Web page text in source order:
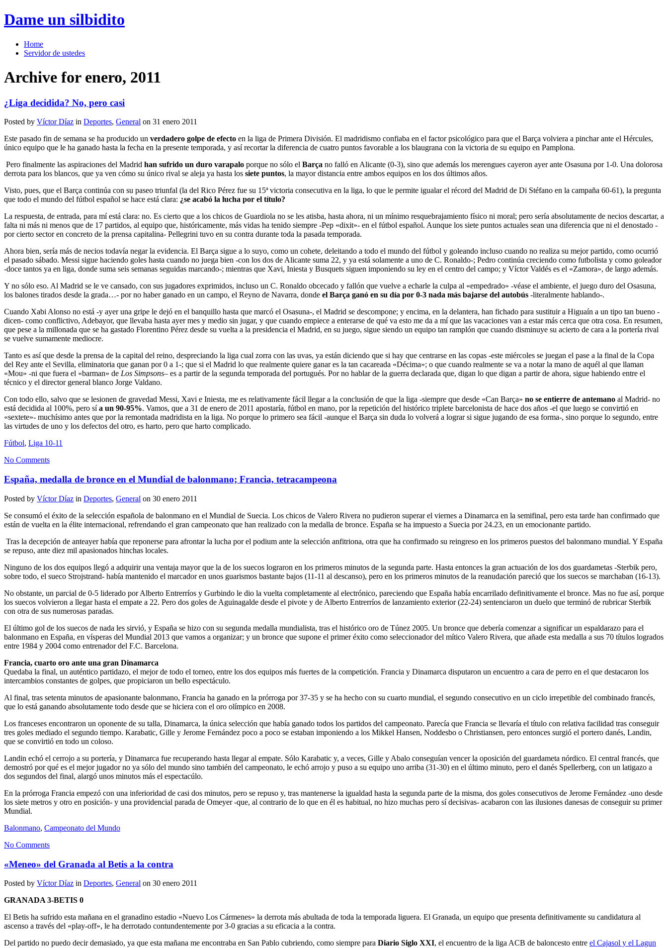
Dame un silbidito
Home
Servidor de ustedes
Archive for enero, 2011
¿Liga decidida? No, pero casi
Posted by Víctor Díaz in Deportes, General on 31 enero 2011
Este pasado fin de semana se ha producido un verdadero golpe de efecto en la liga de Primera División. El madridismo confiaba en el factor psicológico para que el Barça volviera a pinchar ante el Hércules,
único equipo que le ha ganado hasta la fecha en la presente temporada, y así recortar la diferencia de cuatro puntos favorable a los blaugrana con la victoria de su equipo en Pamplona.
Pero finalmente las aspiraciones del Madrid han sufrido un duro varapalo porque no sólo el Barça no falló en Alicante (0-3), sino que además los merengues cayeron ayer ante Osasuna por 1-0. Una dolorosa
derrota para los blancos, que ya ven cómo su único rival se aleja ya hasta los siete puntos, la mayor distancia entre ambos equipos en los dos últimos años.
Visto, pues, que el Barça continúa con su paseo triunfal (la del Rico Pérez fue su 15ª victoria consecutiva en la liga, lo que le permite igualar el récord del Madrid de Di Stéfano en la campaña 60-61), la pregunta
que todo el mundo del fútbol español se hace está clara: ¿se acabó la lucha por el título?
La respuesta, de entrada, para mí está clara: no. Es cierto que a los chicos de Guardiola no se les atisba, hasta ahora, ni un mínimo resquebrajamiento físico ni moral; pero sería absolutamente de necios descartar, a
falta ni más ni menos que de 17 partidos, al equipo que, históricamente, más vidas ha tenido siempre -Pep «dixit»- en el fútbol español. Aunque los siete puntos actuales sean una diferencia que ni el denostado -
por cierto sector en concreto de la prensa capitalina- Pellegrini tuvo en su contra durante toda la pasada temporada.
Ahora bien, sería más de necios todavía negar la evidencia. El Barça sigue a lo suyo, como un cohete, deleitando a todo el mundo del fútbol y goleando incluso cuando no realiza su mejor partido, como ocurrió
el pasado sábado. Messi sigue haciendo goles hasta cuando no juega bien -con los dos de Alicante suma 22, y ya está solamente a uno de C. Ronaldo-; Pedro continúa creciendo como futbolista y como goleador
-doce tantos ya en liga, donde suma seis semanas seguidas marcando-; mientras que Xavi, Iniesta y Busquets siguen imponiendo su ley en el centro del campo; y Víctor Valdés es el «Zamora», de largo además.
Y no sólo eso. Al Madrid se le ve cansado, con sus jugadores exprimidos, incluso un C. Ronaldo obcecado y fallón que vuelve a echarle la culpa al «empedrado» -véase el ambiente, el juego duro del Osasuna,
los balones tirados desde la grada…- por no haber ganado en un campo, el Reyno de Navarra, donde el Barça ganó en su día por 0-3 nada más bajarse del autobús -literalmente hablando-.
Cuando Xabi Alonso no está -y ayer una gripe le dejó en el banquillo hasta que marcó el Osasuna-, el Madrid se descompone; y encima, en la delantera, han fichado para sustituir a Higuaín a un tipo tan bueno -
dicen- como conflictivo, Adebayor, que llevaba hasta ayer mes y medio sin jugar, y que cuando empiece a enterarse de qué va esto me da a mí que las vacaciones van a estar más cerca que otra cosa. En resumen,
que pese a la millonada que se ha gastado Florentino Pérez desde su vuelta a la presidencia el Madrid, en su juego, sigue siendo un equipo tan ramplón que cuando disminuye su acierto de cara a la portería rival
se vuelve sumamente mediocre.
Tanto es así que desde la prensa de la capital del reino, despreciando la liga cual zorra con las uvas, ya están diciendo que si hay que centrarse en las copas -este miércoles se juegan el pase a la final de la Copa
del Rey ante el Sevilla, eliminatoria que ganan por 0 a 1-; que si el Madrid lo que realmente quiere ganar es la tan cacareada «Décima»; o que cuando realmente se va a notar la mano de aquél al que llaman
«Mou» -ni que fuera el «barman» de Los Simpsons– es a partir de la segunda temporada del portugués. Por no hablar de la guerra declarada que, digan lo que digan a partir de ahora, sigue habiendo entre el
técnico y el director general blanco Jorge Valdano.
Con todo ello, salvo que se lesionen de gravedad Messi, Xavi e Iniesta, me es relativamente fácil llegar a la conclusión de que la liga -siempre que desde «Can Barça» no se entierre de antemano al Madrid- no
está decidida al 100%, pero sí a un 90-95%. Vamos, que a 31 de enero de 2011 apostaría, fútbol en mano, por la repetición del histórico triplete barcelonista de hace dos años -el que luego se convirtió en
«sextete»- muchísimo antes que por la remontada madridista en la liga. No porque lo primero sea fácil -aunque el Barça sin duda lo volverá a lograr si sigue jugando de esa forma-, sino porque lo segundo, entre
las virtudes de uno y los defectos del otro, es harto, pero que harto complicado.
Fútbol, Liga 10-11
No Comments
España, medalla de bronce en el Mundial de balonmano; Francia, tetracampeona
Posted by Víctor Díaz in Deportes, General on 30 enero 2011
Se consumó el éxito de la selección española de balonmano en el Mundial de Suecia. Los chicos de Valero Rivera no pudieron superar el viernes a Dinamarca en la semifinal, pero esta tarde han confirmado que
están de vuelta en la élite internacional, refrendando el gran campeonato que han realizado con la medalla de bronce. España se ha impuesto a Suecia por 24.23, en un emocionante partido.
Tras la decepción de anteayer había que reponerse para afrontar la lucha por el podium ante la selección anfitriona, otra que ha confirmado su reingreso en los primeros puestos del balonmano mundial. Y España
se repuso, ante diez mil apasionados hinchas locales.
Ninguno de los dos equipos llegó a adquirir una ventaja mayor que la de los suecos lograron en los primeros minutos de la segunda parte. Hasta entonces la gran actuación de los dos guardametas -Sterbik pero,
sobre todo, el sueco Strojstrand- había mantenido el marcador en unos guarismos bastante bajos (11-11 al descanso), pero en los primeros minutos de la reanudación pareció que los suecos se marchaban (16-13).
No obstante, un parcial de 0-5 liderado por Alberto Entrerríos y Gurbindo le dio la vuelta completamente al electrónico, pareciendo que España había encarrilado definitivamente el bronce. Mas no fue así, porque
los suecos volvieron a llegar hasta el empate a 22. Pero dos goles de Aguinagalde desde el pivote y de Alberto Entrerríos de lanzamiento exterior (22-24) sentenciaron un duelo que terminó de rubricar Sterbik
con otra de sus numerosas paradas.
El último gol de los suecos de nada les sirvió, y España se hizo con su segunda medalla mundialista, tras el histórico oro de Túnez 2005. Un bronce que debería comenzar a significar un espaldarazo para el
balonmano en España, en vísperas del Mundial 2013 que vamos a organizar; y un bronce que supone el primer éxito como seleccionador del mítico Valero Rivera, que añade esta medalla a sus 70 títulos logrados
entre 1984 y 2004 como entrenador del F.C. Barcelona.
Francia, cuarto oro ante una gran Dinamarca
Quedaba la final, un auténtico partidazo, el mejor de todo el torneo, entre los dos equipos más fuertes de la competición. Francia y Dinamarca disputaron un encuentro a cara de perro en el que destacaron los
intercambios constantes de golpes, que propiciaron un bello espectáculo.
Al final, tras setenta minutos de apasionante balonmano, Francia ha ganado en la prórroga por 37-35 y se ha hecho con su cuarto mundial, el segundo consecutivo en un ciclo irrepetible del combinado francés,
que lo está ganando absolutamente todo desde que se hiciera con el oro olímpico en 2008.
Los franceses encontraron un oponente de su talla, Dinamarca, la única selección que había ganado todos los partidos del campeonato. Parecía que Francia se llevaría el título con relativa facilidad tras conseguir
tres goles mediado el segundo tiempo. Karabatic, Gille y Jerome Fernández poco a poco se estaban imponiendo a los Mikkel Hansen, Noddesbo o Christiansen, pero entonces surgió el portero danés, Landin,
que se convirtió en todo un coloso.
Landin echó el cerrojo a su portería, y Dinamarca fue recuperando hasta llegar al empate. Sólo Karabatic y, a veces, Gille y Abalo conseguían vencer la oposición del guardameta nórdico. El central francés, que
demostró por qué es el mejor jugador no ya sólo del mundo sino también del campeonato, le echó arrojo y puso a su equipo uno arriba (31-30) en el último minuto, pero el danés Spellerberg, con un latigazo a
dos segundos del final, alargó unos minutos más el espectacúlo.
En la prórroga Francia empezó con una inferioridad de casi dos minutos, pero se repuso y, tras mantenerse la igualdad hasta la segunda parte de la misma, dos goles consecutivos de Jerome Fernández -uno desde
los siete metros y otro en posición- y una providencial parada de Omeyer -que, al contrario de lo que en él es habitual, no hizo muchas pero sí decisivas- acabaron con las ilusiones danesas de conseguir su primer
Mundial.
Balonmano, Campeonato del Mundo
No Comments
«Meneo» del Granada al Betis a la contra
Posted by Víctor Díaz in Deportes, General on 30 enero 2011
GRANADA 3-BETIS 0
El Betis ha sufrido esta mañana en el granadino estadio «Nuevo Los Cármenes» la derrota más abultada de toda la temporada liguera. El Granada, un equipo que presenta definitivamente su candidatura al
ascenso a través del «play-off», le ha derrotado contundentemente por 3-0 gracias a su eficacia a la contra.
Del partido no puedo decir demasiado, ya que esta mañana me encontraba en San Pablo cubriendo, como siempre para Diario Siglo XXI, el encuentro de la liga ACB de baloncesto entre el Cajasol y el Lagun